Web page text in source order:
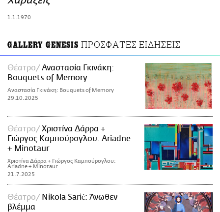
1.1.1970
GALLERY GENESIS ΠΡΟΣΦΑΤΕΣ ΕΙΔΗΣΕΙΣ
Θέατρο
Αναστασία Γκινάκη:
Bouquets of Memory
Αναστασία Γκινάκη: Bouquets of Memory
29.10.2025
Θέατρο
Χριστίνα Δάρρα +
Γιώργος Καμπούρογλου: Ariadne
+ Minotaur
Χριστίνα Δάρρα + Γιώργος Καμπούρογλου:
Ariadne + Minotaur
21.7.2025
Θέατρο
Nikola Sarić: Άνωθεν
βλέμμα